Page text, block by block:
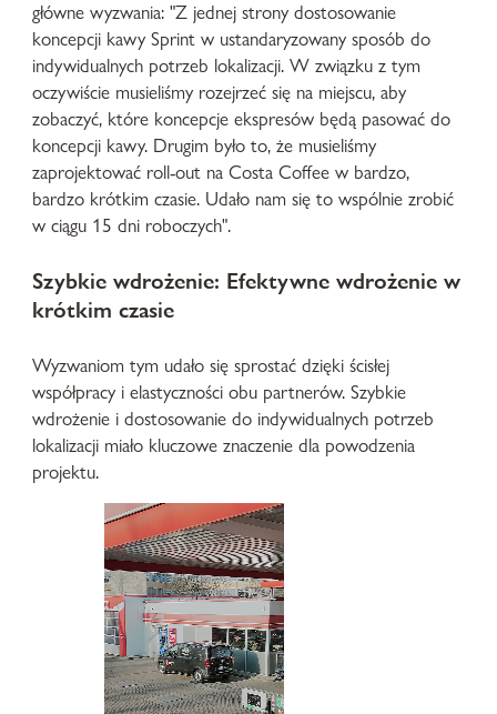
główne wyzwania: "Z jednej strony dostosowanie
koncepcji kawy Sprint w ustandaryzowany sposób do
indywidualnych potrzeb lokalizacji. W związku z tym
oczywiście musieliśmy rozejrzeć się na miejscu, aby
zobaczyć, które koncepcje ekspresów będą pasować do
koncepcji kawy. Drugim było to, że musieliśmy
zaprojektować roll-out na Costa Coffee w bardzo,
bardzo krótkim czasie. Udało nam się to wspólnie zrobić
w ciągu 15 dni roboczych".
Szybkie wdrożenie: Efektywne wdrożenie w
krótkim czasie
Wyzwaniom tym udało się sprostać dzięki ścisłej
współpracy i elastyczności obu partnerów. Szybkie
wdrożenie i dostosowanie do indywidualnych potrzeb
lokalizacji miało kluczowe znaczenie dla powodzenia
projektu.